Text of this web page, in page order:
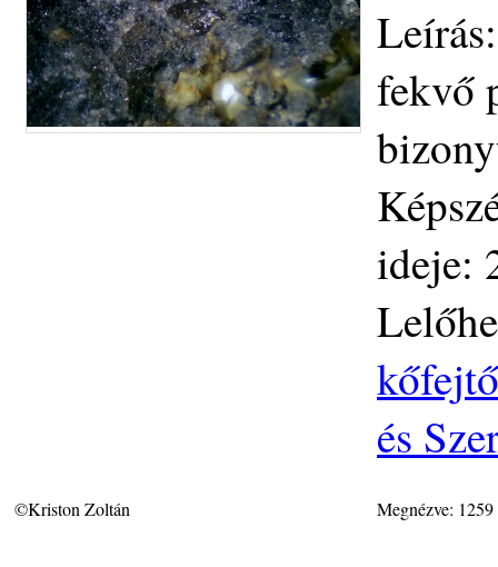
fekvő
ideje:
és
©Kriston Zoltán Megnézve: